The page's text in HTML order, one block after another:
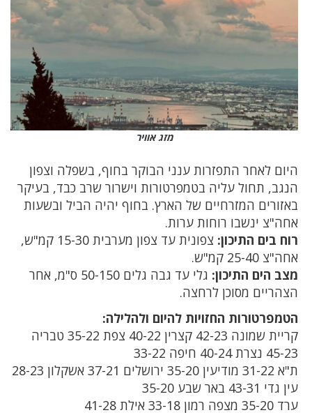
מזג אוויר
היום לאחר התפזרות ענני הבוקר בחוף, בשפלה וצפון
הנגב, תחול עליה בטמפרטורות וישרור שרב כבד, בעיקר
באזורים המזרחיים של הארץ. בחוף יהיה הביל ובשעות
אחה"צ ינשבו רוחות ערות.
רוח בים התיכון:
צפונית עד צפון מערבית 15-30 קמ"ש,
אחה"צ 25-40 קמ"ש.
מצב הים התיכון:
גלי עד גבה גלים 50-150 ס"מ, אחר
הצהריים מסוכן לרחצה.
הטמפרטורות החזויות להיום ולהלילה:
קריית שמונה 42-23 קצרין 40-22 צפת 35-22 טבריה
45-23 נצרת 40-24 חיפה 33-22‏
ת"א 31-22 מודיעין 35-20 ירושלים 37-21 אשקלון 28-23
עין גדי 43-31 באר שבע 35-20‏
ערד 35-20 מצפה רמון 33-18 אילת 41-28